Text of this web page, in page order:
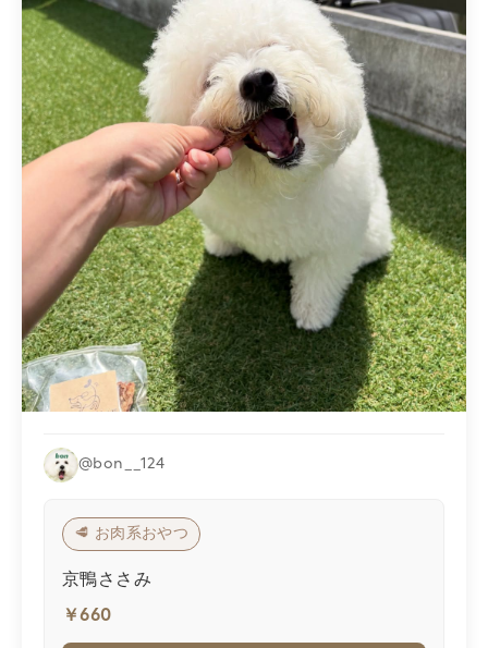
@bon__124
🥩 お肉系おやつ
京鴨ささみ
￥660